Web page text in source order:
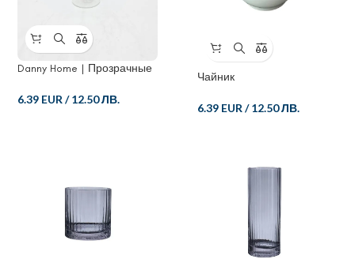
Danny Home | Прозрачные
Стеклянная банка
6.39 EUR /12.50 ЛВ.
Чайник
6.39 EUR/12.50 ЛВ.